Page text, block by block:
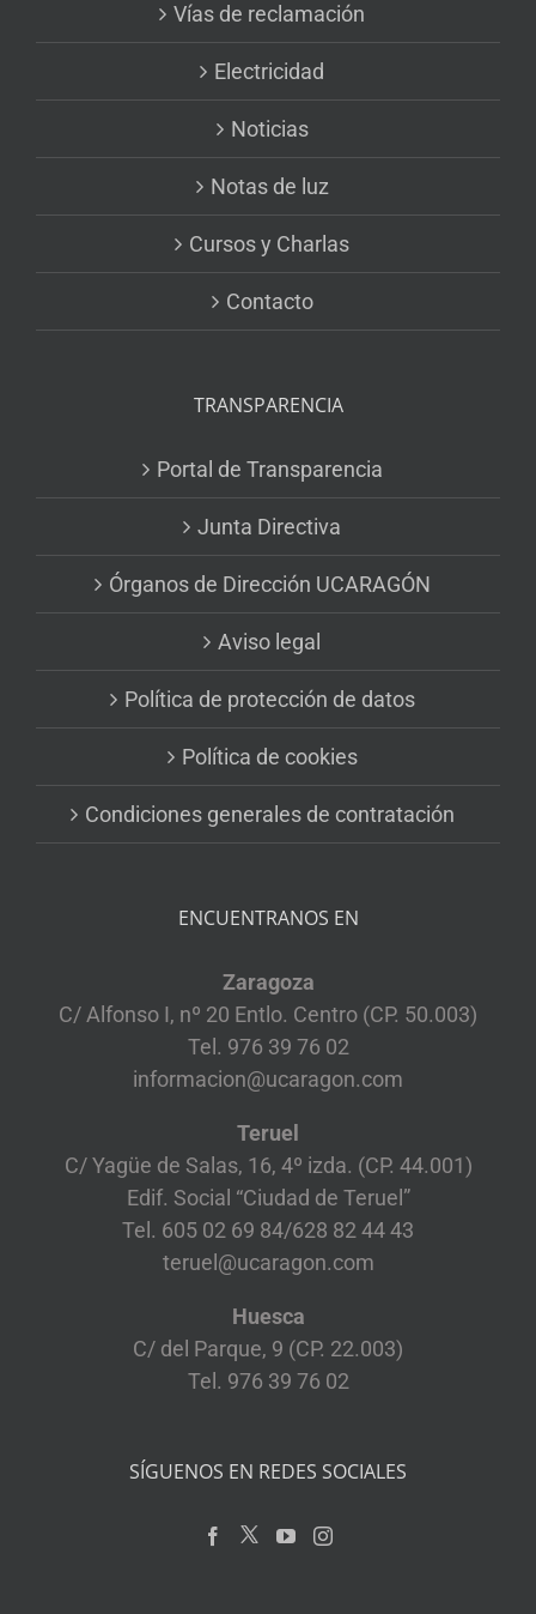
Vías de reclamación
Electricidad
Noticias
Notas de luz
Cursos y Charlas
Contacto
TRANSPARENCIA
Portal de Transparencia
Junta Directiva
Órganos de Dirección UCARAGÓN
Aviso legal
Política de protección de datos
Política de cookies
Condiciones generales de contratación
ENCUENTRANOS EN
Zaragoza
C/ Alfonso I, nº 20 Entlo. Centro (CP. 50.003)
Tel. 976 39 76 02
informacion@ucaragon.com
Teruel
C/ Yagüe de Salas, 16, 4º izda. (CP. 44.001)
Edif. Social “Ciudad de Teruel”
Tel. 605 02 69 84/628 82 44 43
teruel@ucaragon.com
Huesca
C/ del Parque, 9 (CP. 22.003)
Tel. 976 39 76 02
SÍGUENOS EN REDES SOCIALES